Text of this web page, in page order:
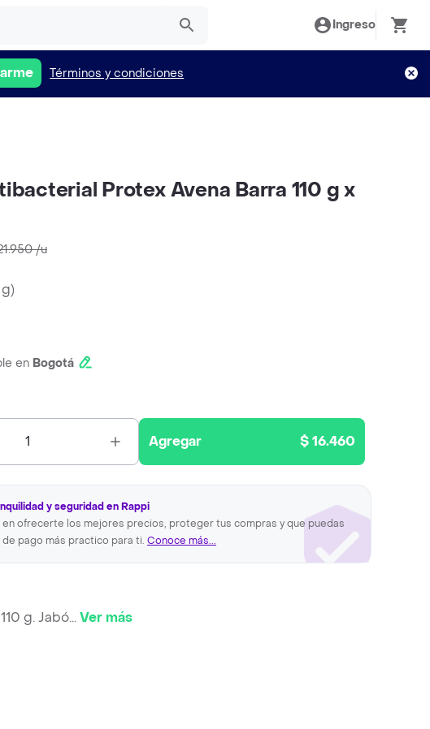
Ingreso
Términos y condiciones
Protex Avena Barra 110 g x
/u
g)
en Bogotá
1 Agregar $ 16.460
y seguridad en Rappi
en ofrecerte los mejores precios, proteger tus compras y que puedas
pago más practico para ti. Conoce más...
g. Jabó...Ver más